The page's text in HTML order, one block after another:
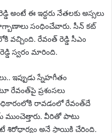
అంటే ఈ ఇద్దరు నేతలకు అస్సలు
సంధించేవారు. సీన్ కట్
వచ్చింది. రేవంత్‌ రెడ్డి సీఎం
స్వరం మారింది.
ఇప్పుడు స్నేహగీతం
రేవంత్‌పై ప్రశంసలు
అధికారంలోకి రావడంలో రేవంత్‌దే
ముంచెత్తారు. వీరితో పాటు
శిరోధార్యం అనే స్థాయికి చేరింది.